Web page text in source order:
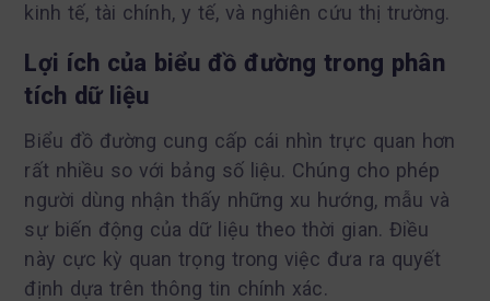
kinh tế, tài chính, y tế, và nghiên cứu thị trường.
Lợi ích của biểu đồ đường trong phân
tích dữ liệu
Biểu đồ đường cung cấp cái nhìn trực quan hơn
rất nhiều so với bảng số liệu. Chúng cho phép
người dùng nhận thấy những xu hướng, mẫu và
sự biến động của dữ liệu theo thời gian. Điều
này cực kỳ quan trọng trong việc đưa ra quyết
định dựa trên thông tin chính xác.